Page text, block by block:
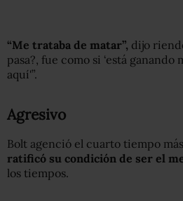
“Me trataba de matar”, dijo
pasa?, fue como si ‘está ganando
aquí'”.
Agresivo
Bolt agenció el cuarto tiempo
ratificó su condición de ser el
los tiempos.